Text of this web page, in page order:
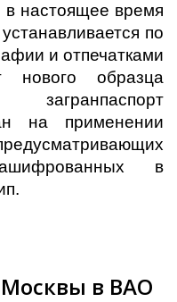
настоящее время
по
и отпечатками
нового образца
на применении
в
в ВАО